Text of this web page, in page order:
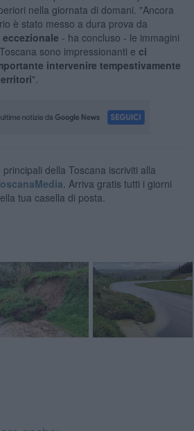
nella giornata di domani. "Ancora
è stato messo a dura prova da
- ha concluso - le immagini
sono impressionanti e ci
intervenire tempestivamente
".
della Toscana iscriviti alla
Arriva gratis tutti i giorni
tua casella di posta.